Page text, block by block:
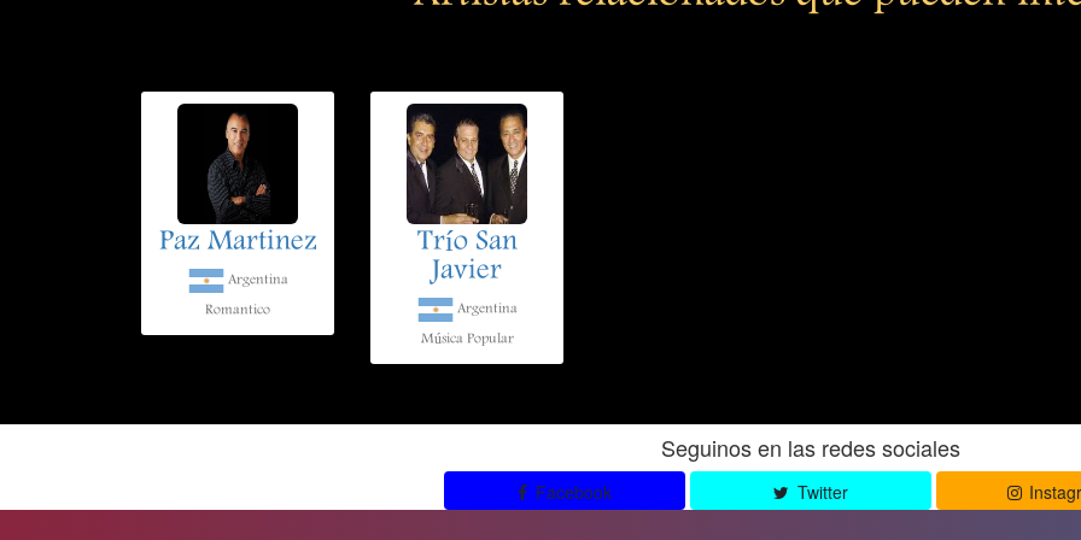
Paz Martinez
Argentina
Romantico
Trío San
Javier
Argentina
Música Popular
Seguinos en las redes sociales
Facebook Twitter